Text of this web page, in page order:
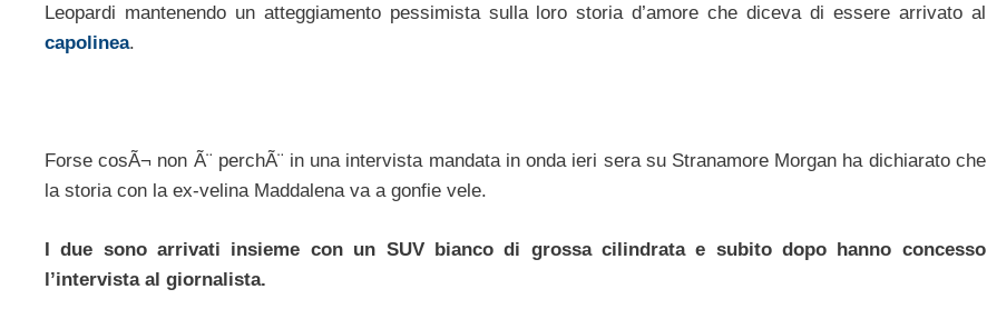
Leopardi mantenendo un atteggiamento pessimista sulla loro storia d’amore che diceva di essere arrivato al
capolinea.
Forse cosÃ¬ non Ã¨ perchÃ¨ in una intervista mandata in onda ieri sera su Stranamore Morgan ha dichiarato che
la storia con la ex-velina Maddalena va a gonfie vele.
I due sono arrivati insieme con un SUV bianco di grossa cilindrata e subito dopo hanno concesso
l’intervista al giornalista.